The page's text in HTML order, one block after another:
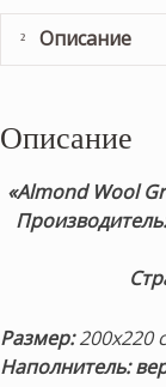
Описание
Описание
«Almond Wool
Размер:200х220
Наполнитель: